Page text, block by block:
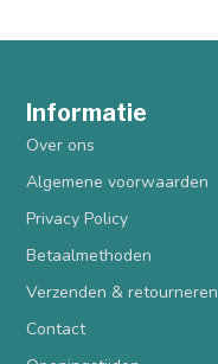
Informatie
Over ons
Algemene voorwaarden
Privacy Policy
Betaalmethoden
Verzenden & retourneren
Contact